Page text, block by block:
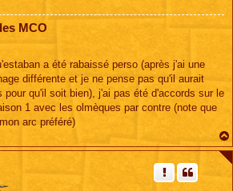
MCO
a été rabaissé perso (après j'ai une
différente et je ne pense pas qu'il aurait
pour qu'il soit bien), j'ai pas été d'accords sur le
1 avec les olmèques par contre (note que
arc préféré)